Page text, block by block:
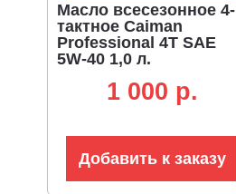
Масло всесезонное 4-
тактное Caiman
Professional 4T SAE
5W-40 1,0 л.
1 000 p.
Добавить к заказу